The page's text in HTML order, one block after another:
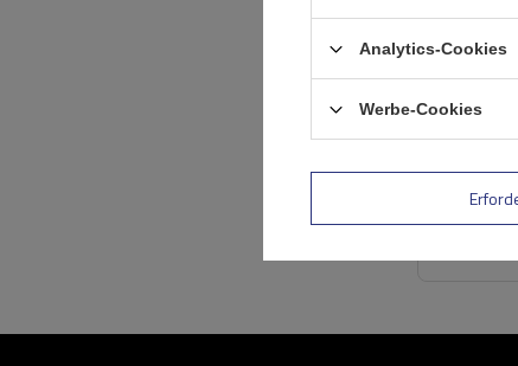
Analytics-Cookies
Werbe-Cookies